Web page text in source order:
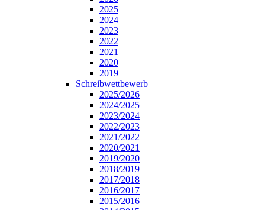
2025
2024
2023
2022
2021
2020
2019
Schreibwettbewerb
2025/2026
2024/2025
2023/2024
2022/2023
2021/2022
2020/2021
2019/2020
2018/2019
2017/2018
2016/2017
2015/2016